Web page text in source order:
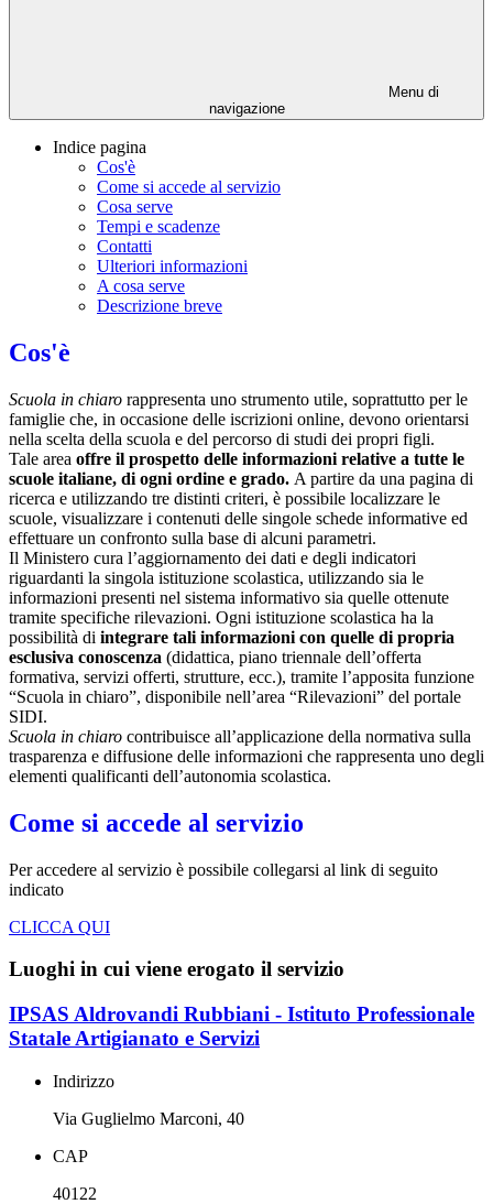
Menu di
navigazione
Indice pagina
Cos'è
Come si accede al servizio
Cosa serve
Tempi e scadenze
Contatti
Ulteriori informazioni
A cosa serve
Descrizione breve
Cos'è
Scuola in chiaro rappresenta uno strumento utile, soprattutto per le
famiglie che, in occasione delle iscrizioni online, devono orientarsi
nella scelta della scuola e del percorso di studi dei propri figli.
Tale area offre il prospetto delle informazioni relative a tutte le
scuole italiane, di ogni ordine e grado. A partire da una pagina di
ricerca e utilizzando tre distinti criteri, è possibile localizzare le
scuole, visualizzare i contenuti delle singole schede informative ed
effettuare un confronto sulla base di alcuni parametri.
Il Ministero cura l’aggiornamento dei dati e degli indicatori
riguardanti la singola istituzione scolastica, utilizzando sia le
informazioni presenti nel sistema informativo sia quelle ottenute
tramite specifiche rilevazioni. Ogni istituzione scolastica ha la
possibilità di integrare tali informazioni con quelle di propria
esclusiva conoscenza (didattica, piano triennale dell’offerta
formativa, servizi offerti, strutture, ecc.), tramite l’apposita funzione
“Scuola in chiaro”, disponibile nell’area “Rilevazioni” del portale
SIDI.
Scuola in chiaro contribuisce all’applicazione della normativa sulla
trasparenza e diffusione delle informazioni che rappresenta uno degli
elementi qualificanti dell’autonomia scolastica.
Come si accede al servizio
Per accedere al servizio è possibile collegarsi al link di seguito
indicato
CLICCA QUI
Luoghi in cui viene erogato il servizio
IPSAS Aldrovandi Rubbiani - Istituto Professionale
Statale Artigianato e Servizi
Indirizzo
Via Guglielmo Marconi, 40
CAP
40122